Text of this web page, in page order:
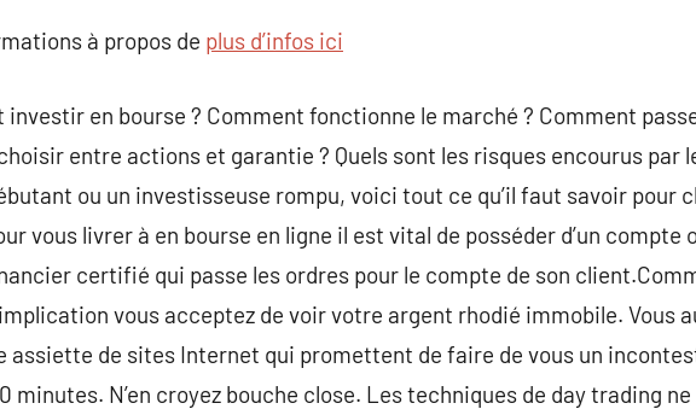
à propos de plus d’infos ici
investir en bourse ? Comment fonctionne le marché ? Comment
entre actions et garantie ? Quels sont les risques encourus par
ou un investisseuse rompu, voici tout ce qu’il faut savoir pour
vous livrer à en bourse en ligne il est vital de posséder d’un compte
certifié qui passe les ordres pour le compte de son
vous acceptez de voir votre argent rhodié immobile. Vous
assiette de sites Internet qui promettent de faire de vous un
minutes. N’en croyez bouche close. Les techniques de day trading ne